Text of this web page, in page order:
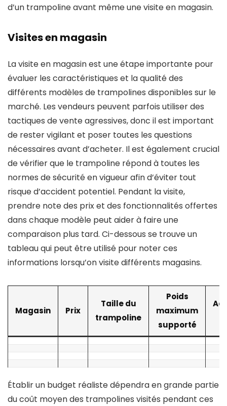
d’un trampoline avant même une visite en magasin.
Visites en magasin
La visite en magasin est une étape importante pour
évaluer les caractéristiques et la qualité des
différents modèles de trampolines disponibles sur le
marché. Les vendeurs peuvent parfois utiliser des
tactiques de vente agressives, donc il est important
de rester vigilant et poser toutes les questions
nécessaires avant d’acheter. Il est également crucial
de vérifier que le trampoline répond à toutes les
normes de sécurité en vigueur afin d’éviter tout
risque d’accident potentiel. Pendant la visite,
prendre note des prix et des fonctionnalités offertes
dans chaque modèle peut aider à faire une
comparaison plus tard. Ci-dessous se trouve un
tableau qui peut être utilisé pour noter ces
informations lorsqu’on visite différents magasins.
Magasin Prix
Taille du
trampoline
Poids
maximum
supporté
Établir un budget réaliste dépendra en grande partie
du coût moyen des trampolines visités pendant ces